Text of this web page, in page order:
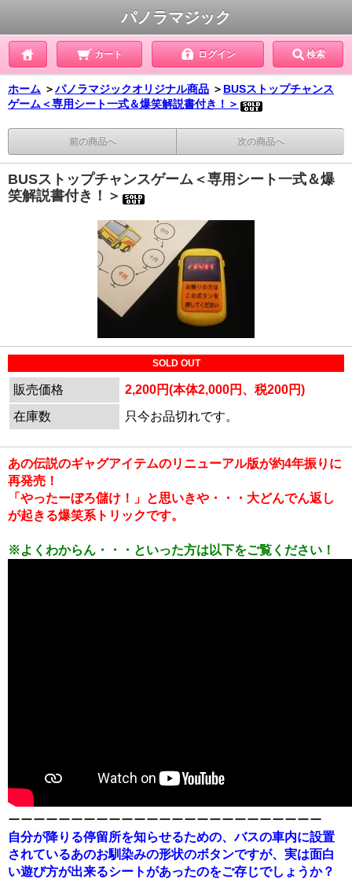
パノラマジック
カート ログイン 検索
ホーム ＞パノラマジックオリジナル商品 ＞ BUSストップチャンス
ゲーム＜専用シート一式＆爆笑解説書付き！＞
前の商品へ 次の商品へ
BUSストップチャンスゲーム＜専用シート一式＆爆
笑解説書付き！＞
SOLD OUT
販売価格
2,200円(本体2,000円、税200円)
在庫数
只今お品切れです。
あの伝説のギャグアイテムのリニューアル版が約4年振りに
再発売！
「やったーぼろ儲け！」と思いきや・・・大どんでん返し
が起きる爆笑系トリックです。
※よくわからん・・・といった方は以下をご覧ください！
ーーーーーーーーーーーーーーーーーーーーーーーーー
自分が降りる停留所を知らせるための、バスの車内に設置
されているあのお馴染みの形状のボタンですが、実は面白
い遊び方が出来るシートがあったのをご存じでしょうか？